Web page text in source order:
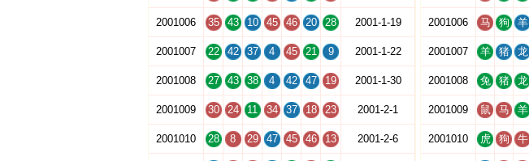
2001006 35 43 10 45 46 20 28 2001-1-19
2001007 22 42 37 4 45 21 9 2001-1-22
2001008 27 43 38 4 42 47 19 2001-1-30
2001009 30 24 11 34 37 18 23 2001-2-1
2001010 28 8 29 47 45 46 13 2001-2-6
2001006 马 狗 羊
2001007 羊 猪 龙
2001008 兔 猪 龙
2001009 鼠 马 羊
2001010 虎 狗 牛